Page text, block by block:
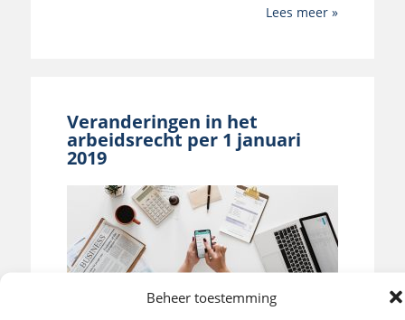
Beheer toestemming
Lees meer »
Veranderingen in het
arbeidsrecht per 1 januari
2019
Per 1 januari 2019 is het arbeidsrecht op